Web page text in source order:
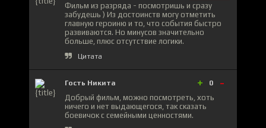
Фильм из разряда - посмотришь и сразу
забудешь ) Из достоинств могу отметить
главную героиню и то, что события быстро
развиваются. Но минусов значительно
больше, плюс отсутствие логики.
Цитата
Гость Никита + 0 -
Добрый фильм, можно посмотреть, хоть
ничего и нет выдающегося, так сказать
боевичок с семейными ценностями.